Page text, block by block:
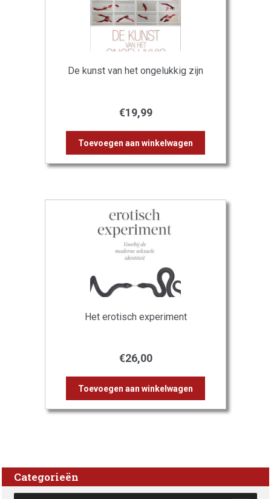
De kunst van het ongelukkig zijn
€19,99
Toevoegen aan winkelwagen
Het erotisch experiment
€26,00
Toevoegen aan winkelwagen
Categorieën